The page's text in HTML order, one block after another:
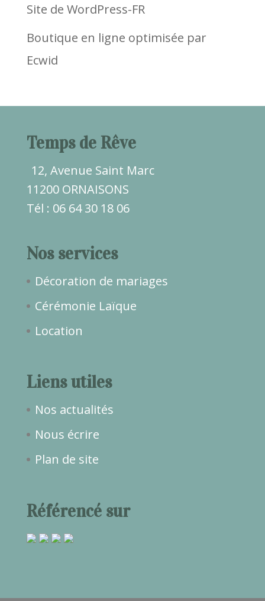
Site de WordPress-FR
Boutique en ligne optimisée par
Ecwid
Temps de Rêve
12, Avenue Saint Marc
11200 ORNAISONS
Tél : 06 64 30 18 06
Nos services
Décoration de mariages
Cérémonie Laïque
Location
Liens utiles
Nos actualités
Nous écrire
Plan de site
Référencé sur